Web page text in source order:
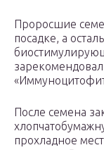
Проросшие
посадке, а
После семена
прохладное